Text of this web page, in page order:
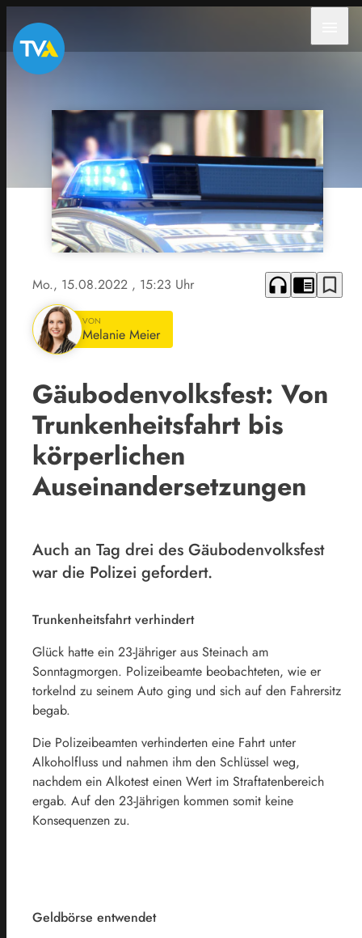
Mo., 15.08.2022 , 15:23 Uhr headphones chrome_reader_mode bookmark_border
VON
Melanie Meier
Gäubodenvolksfest: Von
Trunkenheitsfahrt bis
körperlichen
Auseinandersetzungen
Auch an Tag drei des Gäubodenvolksfest
war die Polizei gefordert.
Trunkenheitsfahrt verhindert
Glück hatte ein 23-Jähriger aus Steinach am
Sonntagmorgen. Polizeibeamte beobachteten, wie er
torkelnd zu seinem Auto ging und sich auf den Fahrersitz
begab.
Die Polizeibeamten verhinderten eine Fahrt unter
Alkoholfluss und nahmen ihm den Schlüssel weg,
nachdem ein Alkotest einen Wert im Straftatenbereich
ergab. Auf den 23-Jährigen kommen somit keine
Konsequenzen zu.
Geldbörse entwendet